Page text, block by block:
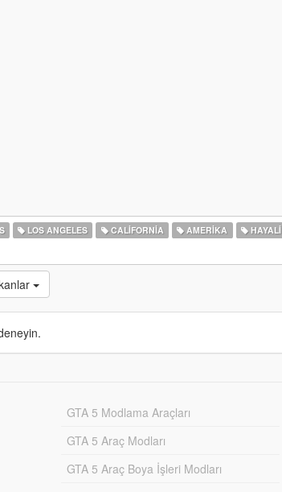
LOS ANGELES CALIFORNIA AMERIKA HAYALI
GTA 5 Modlama Araçları
GTA 5 Araç Modları
GTA 5 Araç Boya İşleri Modları